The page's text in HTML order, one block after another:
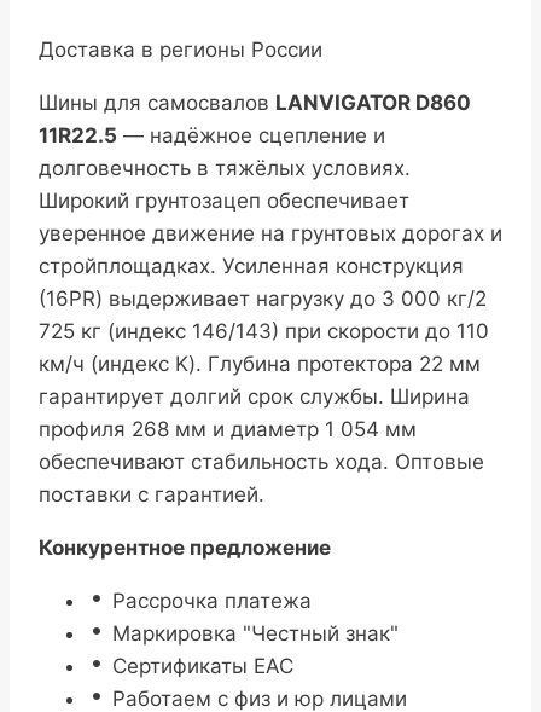
Доставка в регионы России
Шины для самосвалов LANVIGATOR D860
11R22.5 — надёжное сцепление и
долговечность в тяжёлых условиях.
Широкий грунтозацеп обеспечивает
уверенное движение на грунтовых дорогах и
стройплощадках. Усиленная конструкция
(16PR) выдерживает нагрузку до 3 000 кг/2
725 кг (индекс 146/143) при скорости до 110
км/ч (индекс K). Глубина протектора 22 мм
гарантирует долгий срок службы. Ширина
профиля 268 мм и диаметр 1 054 мм
обеспечивают стабильность хода. Оптовые
поставки с гарантией.
Конкурентное предложение
Рассрочка платежа
Маркировка "Честный знак"
Сертификаты ЕАС
Работаем с физ и юр лицами